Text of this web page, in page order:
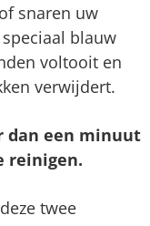
snaren uw
blauw
voltooit en
verwijdert.
dan een minuut
reinigen.
twee